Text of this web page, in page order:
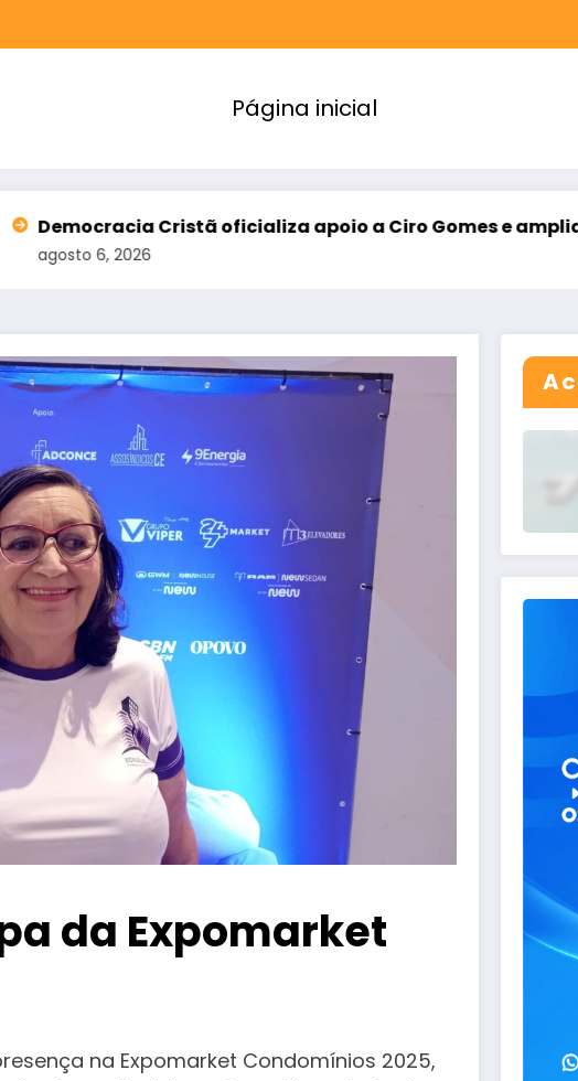
Página inicial
oficializa apoio a Ciro Gomes e amplia aliança da
da Expomarket
na Expomarket Condomínios 2025,